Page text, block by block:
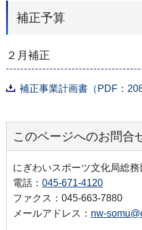
補正予算
２月補正
補正事業計画書（PDF：
このページへのお問合
にぎわいスポーツ文化局総務
電話： 045-671-4120
ファクス：045-663-7880
メールアドレス： nw-